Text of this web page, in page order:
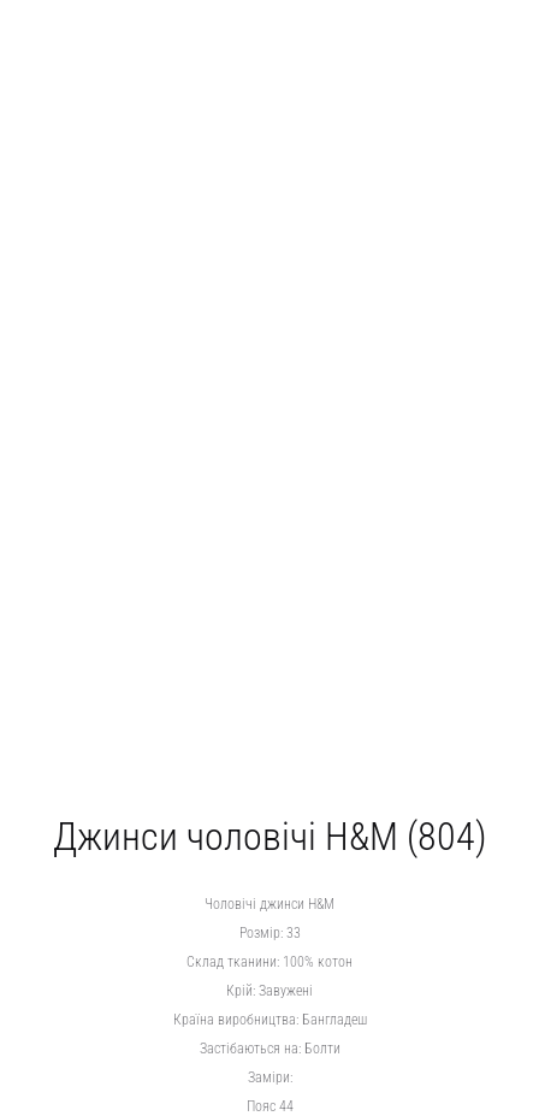
Джинси чоловічі H&M (804)
Чоловічі джинси H&M
Розмір: 33
Склад тканини: 100% котон
Крій: Завужені
Країна виробництва: Бангладеш
Застібаються на: Болти
Заміри:
Пояс 44